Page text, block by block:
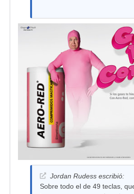
Jordan Rudess escribió:
Sobre todo el de 49 teclas,